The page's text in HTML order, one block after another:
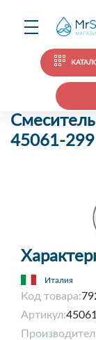
45061-
Италия
Код товара:
Артикул: